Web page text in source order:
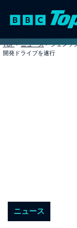
TOP > ニュース > ジェンソ
開発ドライブを遂行
ニュース